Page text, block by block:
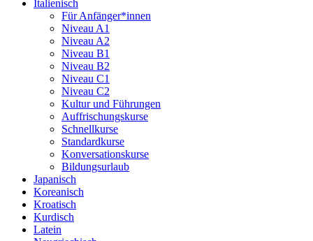
Italienisch
Für Anfänger*innen
Niveau A1
Niveau A2
Niveau B1
Niveau B2
Niveau C1
Niveau C2
Kultur und Führungen
Auffrischungskurse
Schnellkurse
Standardkurse
Konversationskurse
Bildungsurlaub
Japanisch
Koreanisch
Kroatisch
Kurdisch
Latein